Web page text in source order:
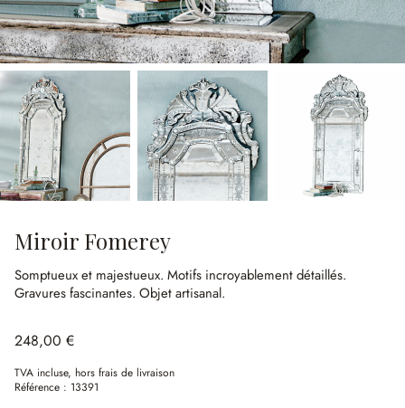
Miroir Fomerey
Somptueux et majestueux. Motifs incroyablement détaillés.
Gravures fascinantes. Objet artisanal.
248,00 €
TVA incluse, hors frais de livraison
Référence : 13391